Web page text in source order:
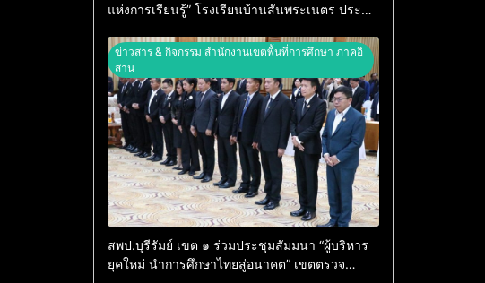
แห่งการเรียนรู้” โรงเรียนบ้านสันพระเนตร ประจำ
ข่าวสาร & กิจกรรม สำนักงานเขตพื้นที่การศึกษา ภาคอิ
สาน
สพป.บุรีรัมย์ เขต ๑ ร่วมประชุมสัมมนา “ผู้บริหาร
ยุคใหม่ นำการศึกษาไทยสู่อนาคต” เขตตรวจ